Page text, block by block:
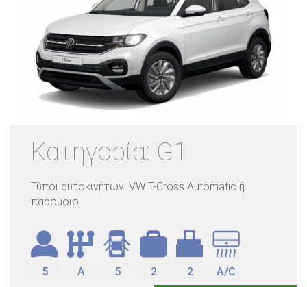
Κατηγορία: G1
Τύποι αυτοκινήτων: VW T-Cross Automatic ή
παρόμοιο
5 A 5 2 2 A/C